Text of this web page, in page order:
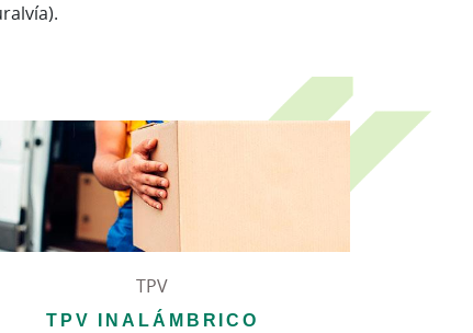
TPV
TPV INALÁMBRICO